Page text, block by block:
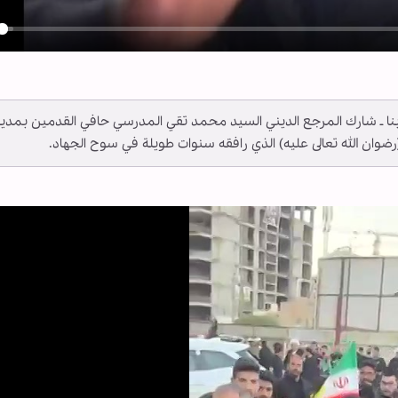
أبنا ـ شارك المرجع الديني السيد محمد تقي المدرسي حافي القدمين
الله تعالى عليه) الذي رافقه سنوات طويلة في سوح الجهاد.